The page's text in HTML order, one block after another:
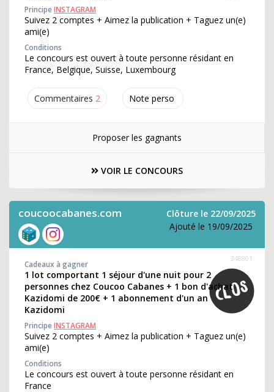
Commentaires 2 Note perso
PrincipeINSTAGRAM
Suivez 2 comptes + Aimez la publication + Taguez un(e)
ami(e)
Conditions
Le concours est ouvert à toute personne résidant en
France, Belgique, Suisse, Luxembourg
Proposer les gagnants
VOIR LE CONCOURS
coucoocabanes.com
Clôture le 22/09/2025
Ajouté le 19/09/2025
348801
Cadeaux à gagner
1 lot comportant 1 séjour d'une nuit pour 2
personnes chez Coucoo Cabanes + 1 bon d'achat
Kazidomi de 200€ + 1 abonnement d'un an
Kazidomi
PrincipeINSTAGRAM
Suivez 2 comptes + Aimez la publication + Taguez un(e)
ami(e)
Conditions
Le concours est ouvert à toute personne résidant en
France